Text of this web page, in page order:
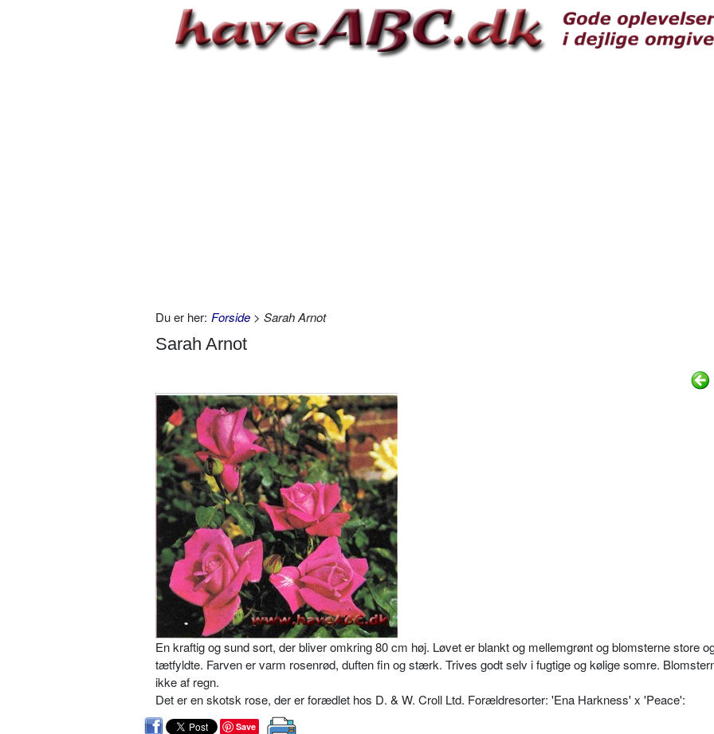
Du er her: Forside > Sarah Arnot
Sarah Arnot
En kraftig og sund sort, der bliver omkring 80 cm høj. Løvet er blankt og mellemgrønt og blomsterne store
tætfyldte. Farven er varm rosenrød, duften fin og stærk. Trives godt selv i fugtige og kølige somre.
ikke af regn.
Det er en skotsk rose, der er forædlet hos D. & W. Croll Ltd. Forældresorter: 'Ena Harkness' x 'Peace':
Save